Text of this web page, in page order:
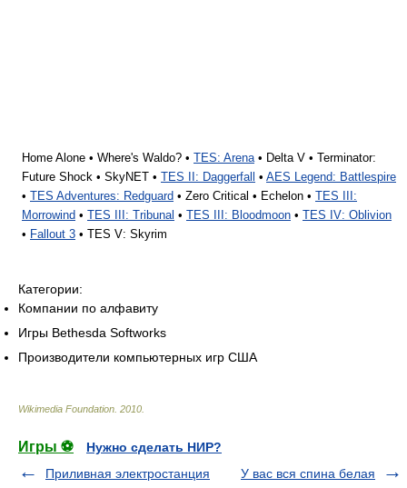
Home Alone • Where's Waldo? • TES: Arena • Delta V • Terminator:
Future Shock • SkyNET • TES II: Daggerfall • AES Legend: Battlespire
• TES Adventures: Redguard • Zero Critical • Echelon • TES III:
Morrowind • TES III: Tribunal • TES III: Bloodmoon • TES IV: Oblivion
• Fallout 3 • TES V: Skyrim
Категории:
Компании по алфавиту
Игры Bethesda Softworks
Производители компьютерных игр США
Wikimedia Foundation 2010
Игры ⚽
Нужно сделать НИР?
Приливная электростанция
У вас вся спина белая